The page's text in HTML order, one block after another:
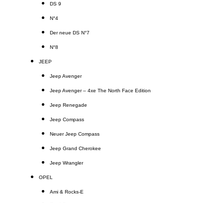
DS 9
N°4
Der neue DS N°7
N°8
JEEP
Jeep Avenger
Jeep Avenger – 4xe The North Face Edition
Jeep Renegade
Jeep Compass
Neuer Jeep Compass
Jeep Grand Cherokee
Jeep Wrangler
OPEL
Ami & Rocks-E